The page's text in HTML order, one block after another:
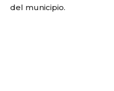
del municipio.